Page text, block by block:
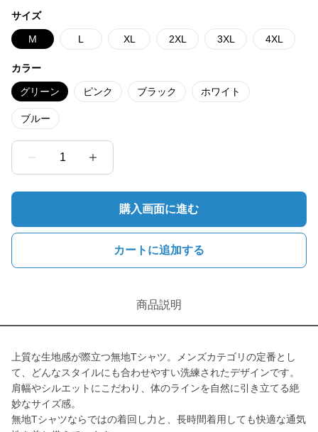
サイズ
M L XL 2XL 3XL 4XL
カラー
グリーン ピンク ブラック ホワイト
ブルー
1
購入画面に進む
カートに追加する
商品説明
上質な生地感が際立つ無地Tシャツ。メンズカテゴリの定番とし
て、どんなスタイルにも合わせやすい洗練されたデザインです。
肩幅やシルエットにこだわり、体のラインを自然に引き立てる絶
妙なサイズ感。
無地Tシャツならではの着回し力と、長時間着用しても快適な通気